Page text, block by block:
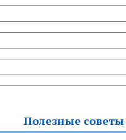
Полезные советы